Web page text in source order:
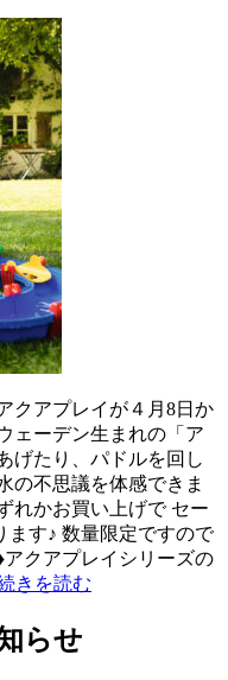
クアプレイが４月8日か
ェーデン生まれの「ア
げたり、パドルを回し
の不思議を体感できま
れかお買い上げで セー
ます♪ 数量限定ですので
クアプレイシリーズの
きを読む
らせ